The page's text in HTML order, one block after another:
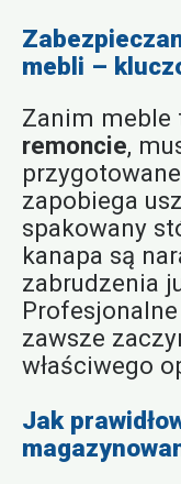
mebli –
Zanim meble
remoncie,
zapobiega
spakowany
kanapa są
zabrudzenia
Profesjonalne
zawsze
właściwego
Jak